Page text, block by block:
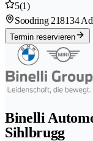
5(1)
Soodring 218134
Termin reservieren
Binelli
Sihlbrugg